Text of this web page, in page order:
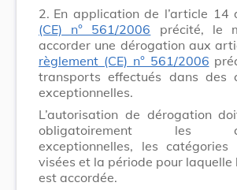
2. En application de l’article 14
(CE) n° 561/2006 précité, le
accorder une dérogation aux
règlement (CE) n° 561/2006
transports effectués dans des
exceptionnelles.
L’autorisation de dérogation
obligatoirement les
exceptionnelles, les catégories
visées et la période pour
est accordée.